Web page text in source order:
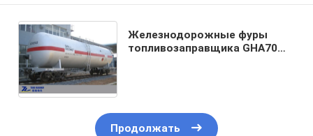
Железнодорожные фуры
топливозаправщика GHA70
Продолжать